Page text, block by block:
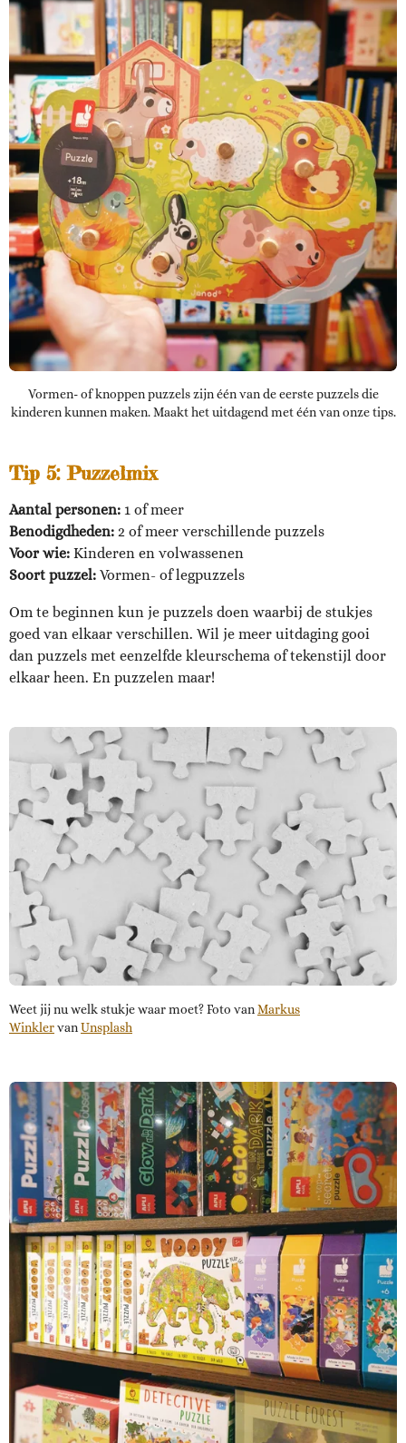
Vormen- of knoppen puzzels zijn één van de eerste puzzels die
kinderen kunnen maken. Maakt het uitdagend met één van onze tips.
Tip 5: Puzzelmix
Aantal personen: 1 of meer
Benodigdheden: 2 of meer verschillende puzzels
Voor wie: Kinderen en volwassenen
Soort puzzel: Vormen- of legpuzzels
Om te beginnen kun je puzzels doen waarbij de stukjes
goed van elkaar verschillen. Wil je meer uitdaging gooi
dan puzzels met eenzelfde kleurschema of tekenstijl door
elkaar heen. En puzzelen maar!
Weet jij nu welk stukje waar moet? Foto van Markus
Winkler van Unsplash